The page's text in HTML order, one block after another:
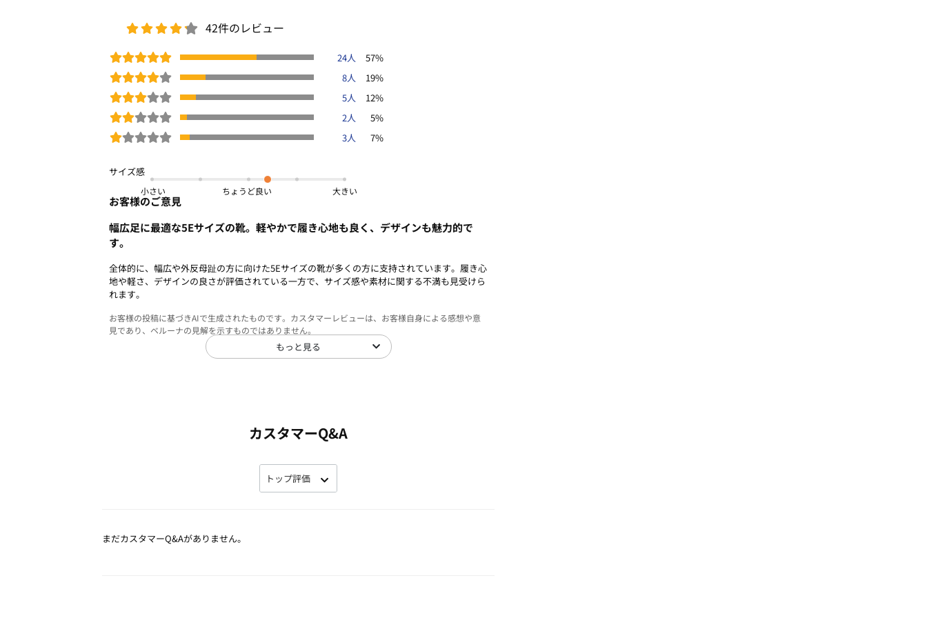
42件のレビュー
24人
57%
8人
19%
5人
12%
2人
5%
3人
7%
小さい 大きい
お客様のご意見
幅広足に最適な5Eサイズの靴。軽やかで履き心地も良く、デザインも魅力的で
す。
全体的に、幅広や外反母趾の方に向けた5Eサイズの靴が多くの方に支持されています。履き心
地や軽さ、デザインの良さが評価されている一方で、サイズ感や素材に関する不満も見受けら
れます。
お客様の投稿に基づきAIで生成されたものです。カスタマーレビューは、お客様自身による感想や意
見であり、ベルーナの見解を示すものではありません。
もっと見る
カスタマーQ&A
まだカスタマーQ&Aがありません。